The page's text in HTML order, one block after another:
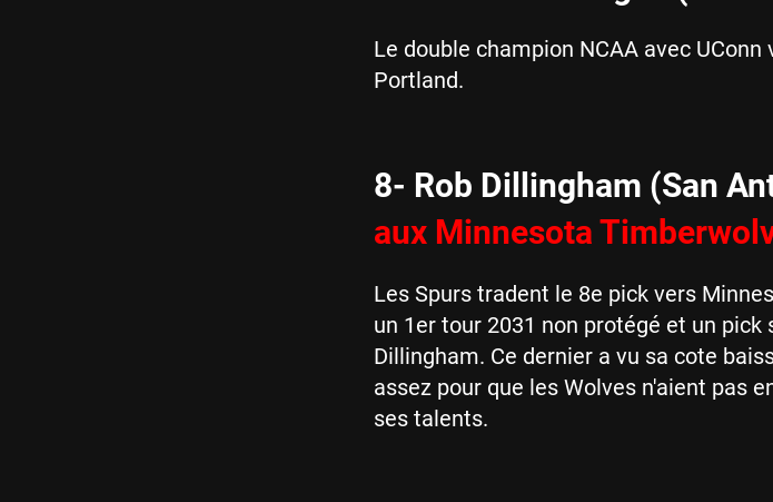
Le double champion NCAA avec
Portland.
8- Rob Dillingham (San
aux Minnesota
Les Spurs tradent le 8e pick vers
un 1er tour 2031 non protégé et un
Dillingham. Ce dernier a vu sa cote
assez pour que les Wolves n'aient pas
ses talents.